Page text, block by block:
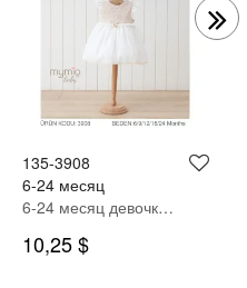
135-3908
6-24 месяц
6-24 месяц девочка ОДЕВАТЬСЯ
10,25 $